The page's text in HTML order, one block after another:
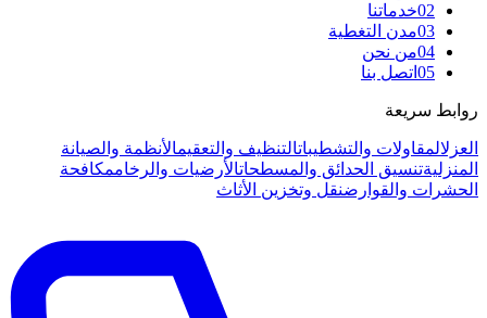
02خدماتنا
03مدن التغطية
04من نحن
05 اتصل بنا
روابط سريعة
العزلالمقاولات والتشطيباتالتنظيف والتعقيمالأنظمة والصيانة
المنزليةتنسيق الحدائق والمسطحاتالأرضيات والرخاممكافحة
الحشرات والقوارضنقل وتخزين الأثاث